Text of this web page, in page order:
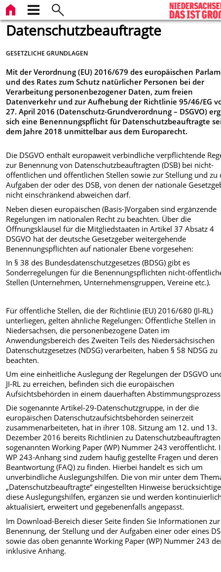
Datenschutzbeauftragte
GESETZLICHE GRUNDLAGEN
Mit der Verordnung (EU) 2016/679 des europäischen
und des Rates zum Schutz natürlicher Personen bei der
Verarbeitung personenbezogener Daten, zum freien
Datenverkehr und zur Aufhebung der Richtlinie 95/46/EG
27. April 2016 (Datenschutz-Grundverordnung – DSGVO)
sich eine Benennungspflicht für Datenschutzbeauftragte
dem Jahre 2018 unmittelbar aus dem Europarecht.
Die DSGVO enthält europaweit verbindliche verpflichtende
zur Benennung von Datenschutzbeauftragten (DSB) bei nicht-
öffentlichen und öffentlichen Stellen sowie zur Stellung und zu
Aufgaben der oder des DSB, von denen der nationale
nicht einschränkend abweichen darf.
Neben diesen europäischen (Basis-)Vorgaben sind ergänzende
Regelungen im nationalen Recht zu beachten. Über die
Öffnungsklausel für die Mitgliedstaaten in Artikel 37 Absatz 4
DSGVO hat der deutsche Gesetzgeber weitergehende
Benennungspflichten auf nationaler Ebene vorgesehen:
In § 38 des Bundesdatenschutzgesetzes (BDSG) gibt es
Sonderregelungen für die Benennungspflichten nicht-
Stellen (Unternehmen, Unternehmensgruppen, Vereine etc.).
Für öffentliche Stellen, die der Richtlinie (EU) 2016/680 (JI-RL)
unterliegen, gelten ähnliche Regelungen: Öffentliche Stellen in
Niedersachsen, die personenbezogene Daten im
Anwendungsbereich des Zweiten Teils des Niedersächsischen
Datenschutzgesetzes (NDSG) verarbeiten, haben § 58 NDSG zu
beachten.
Um eine einheitliche Auslegung der Regelungen der DSGVO
JI-RL zu erreichen, befinden sich die europäischen
Aufsichtsbehörden in einem dauerhaften
Die sogenannte Artikel-29-Datenschutzgruppe, in der die
europäischen Datenschutzaufsichtsbehörden seinerzeit
zusammenarbeiteten, hat in ihrer 108. Sitzung am 12. und 13.
Dezember 2016 bereits Richtlinien zu
sogenannten Working Paper (WP) Nummer 243 veröffentlicht.
WP 243-Anhang sind zudem häufig gestellte Fragen und deren
Beantwortung (FAQ) zu finden. Hierbei handelt es sich um
unverbindliche Auslegungshilfen. Die von mir unter dem
„Datenschutzbeauftragte“ eingestellten Hinweise
diese Auslegungshilfen, ergänzen sie und werden
aktualisiert, erweitert und gegebenenfalls angepasst.
Im Download-Bereich dieser Seite finden Sie Informationen zur
Benennung, der Stellung und der Aufgaben einer oder eines
sowie das oben genannte Working Paper (WP) Nummer 243
inklusive Anhang.